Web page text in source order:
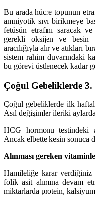
Bu arada hücre topunun
amniyotik sıvı birikmeye
fetüsün etrafını saracak
gerekli oksijen ve besin
aracılığıyla alır ve atıkları
sistem rahim duvarındaki
bu görevi üstlenecek kadar
Çoğul Gebeliklerde 3.
Çoğul gebeliklerde ilk
Asıl değişimler ileriki
HCG hormonu testindeki
Ancak elbette kesin sonuca
Alınması gereken
Hamileliğe karar
folik asit alımına devam
miktarlarda protein,